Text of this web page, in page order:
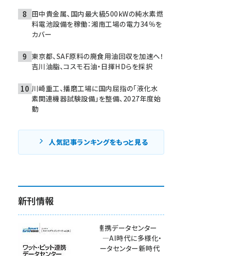
田中貴金属、国内最大級500kWの純水素燃
料電池設備を稼働：湘南工場の電力34％を
カバー
東京都、SAF原料の廃食用油回収を加速へ！
吉川油脂、コスモ石油・日揮HDらを採択
川崎重工、播磨工場に国内屈指の「液化水
素関連機器試験設備」を整備、2027年度始
動
人気記事ランキングをもっと見る
新刊情報
ワット・ビット連携データセンター
2025-2026 ―AI時代に多様化・
分散化するデータセンター新時代